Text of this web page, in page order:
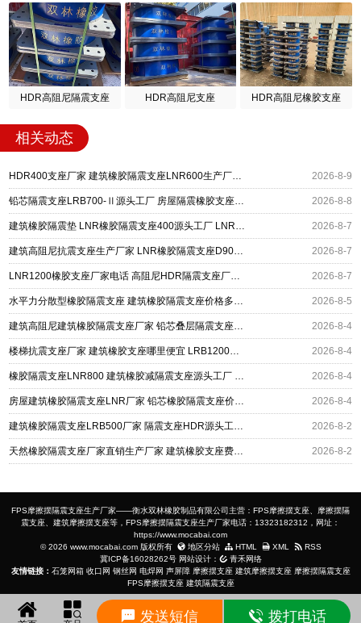
HDR高阻尼隔震支座 HDR高阻尼支座 HDR高阻尼橡胶支座
相关动态
HDR400支座厂家 建筑橡胶隔震支座LNR600生产厂家 LRB500铅芯支座生产厂家 2026-8-9
铅芯隔震支座LRB700-Ⅱ源头工厂 房屋隔震橡胶支座多少钱 LNR600建筑橡胶隔震支座多少钱 2026-8-8
建筑橡胶隔震垫 LNR橡胶隔震支座400源头工厂 LNR橡胶隔震支座900(II型) 2026-8-7
建筑高阻尼抗震支座生产厂家 LNR橡胶隔震支座D900 铅芯建筑橡胶隔震支座 2026-8-7
LNR1200橡胶支座厂家电话 高阻尼HDR隔震支座厂家电话 建筑橡胶组合隔震支座源头工厂 2026-8-7
水平力分散型橡胶隔震支座 建筑橡胶隔震支座价格多少 建筑高阻尼高阻尼橡胶隔震支座厂家 2026-8-5
建筑高阻尼建筑橡胶隔震支座厂家 铅芯叠层隔震支座厂家 LNR1400支座厂家 2026-8-4
楼梯抗震支座厂家 建筑橡胶支座哪里便宜 LRB1200支座 2026-8-4
橡胶隔震支座LNR800 建筑橡胶减隔震支座源头工厂 LNR隔震支座1000(II型)源头工厂 2026-8-4
房屋建筑橡胶隔震支座LNR厂家 铅芯橡胶隔震支座价格表 铅芯橡皮支座什么价格 2026-8-4
建筑橡胶隔震支座LRB500厂家 隔震支座HDR源头工厂 建筑支座厂家电话 2026-8-2
天然橡胶隔震支座厂家直销生产厂家 建筑橡胶支座费用 LRB300铅芯橡胶隔震支座厂家电话 2026-8-2
发送短信 拨打电话
FPS摩擦摆隔震支座生产厂家——衡水双林橡胶制品有限公司主营：FPS摩擦摆支座、摩擦摆隔
震支座、建筑摩擦摆支座等，FPS摩擦摆隔震支座生产厂家电话：13323182312，网址：
https://www.mocabai.com
© 2026 www.mocabai.com 版权所有
地区分站 HTML XML
RSS
冀ICP备16028262号网站设计：
青禾网络
友情链接： 石笼网箱 收口网 钢丝网 电焊网 声屏障 摩擦摆支座 建筑摩擦摆支座 摩擦摆隔震支座
FPS摩擦摆支座 建筑隔震支座